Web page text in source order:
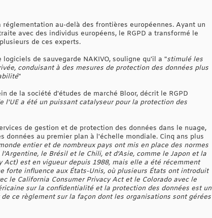
au-delà des frontières européennes. Ayant un
avec des individus européens, le RGPD a transformé le
de ces experts.
de sauvegarde NAKIVO, souligne qu'il a "stimulé les
conduisant à des mesures de protection des données plus
"
de la société d'études de marché Bloor, décrit le RGPD
l'UE a été un puissant catalyseur pour la protection des
de gestion et de protection des données dans le nuage,
données au premier plan à l'échelle mondiale. Cinq ans plus
entier et de nombreux pays ont mis en place des normes
le Brésil et le Chili, et d'Asie, comme le Japon et la
est en vigueur depuis 1988, mais elle a été récemment
forte influence aux États-Unis, où plusieurs États ont introduit
le California Consumer Privacy Act et le Colorado avec le
sur la confidentialité et la protection des données est un
ce règlement sur la façon dont les organisations sont gérées